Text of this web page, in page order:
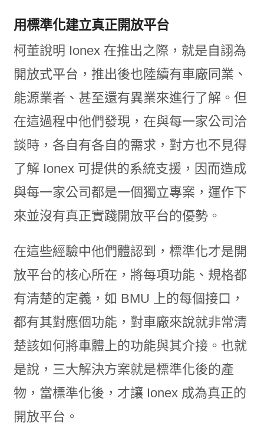
用標準化建立真正開放平台
柯董說明 Ionex 在推出之際，就是自詡為
開放式平台，推出後也陸續有車廠同業、
能源業者、甚至還有異業來進行了解。但
在這過程中他們發現，在與每一家公司洽
談時，各自有各自的需求，對方也不見得
了解 Ionex 可提供的系統支援，因而造成
與每一家公司都是一個獨立專案，運作下
來並沒有真正實踐開放平台的優勢。
在這些經驗中他們體認到，標準化才是開
放平台的核心所在，將每項功能、規格都
有清楚的定義，如 BMU 上的每個接口，
都有其對應個功能，對車廠來說就非常清
楚該如何將車體上的功能與其介接。也就
是說，三大解決方案就是標準化後的產
物，當標準化後，才讓 Ionex 成為真正的
開放平台。